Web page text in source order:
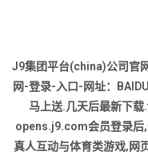
J9集团平台(china)公司官
网-登录-入口-网址：
马上送.几天后最新下
opens.j9.com会员登录后
真人互动与体育类游戏,网